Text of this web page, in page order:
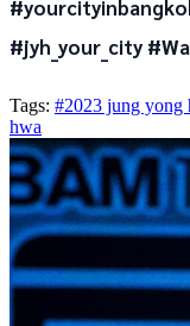
#jyh_your_city
Tags: #2023 jung yong
hwa